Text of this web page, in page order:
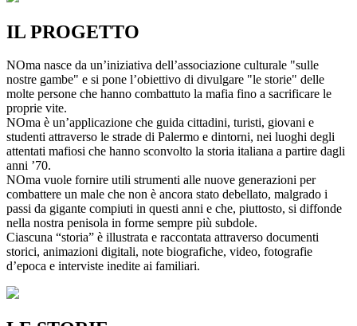
IL PROGETTO
NOma nasce da un’iniziativa dell’associazione culturale "sulle
nostre gambe" e si pone l’obiettivo di divulgare "le storie" delle
molte persone che hanno combattuto la mafia fino a sacrificare le
proprie vite.
NOma è un’applicazione che guida cittadini, turisti, giovani e
studenti attraverso le strade di Palermo e dintorni, nei luoghi degli
attentati mafiosi che hanno sconvolto la storia italiana a partire dagli
anni ’70.
NOma vuole fornire utili strumenti alle nuove generazioni per
combattere un male che non è ancora stato debellato, malgrado i
passi da gigante compiuti in questi anni e che, piuttosto, si diffonde
nella nostra penisola in forme sempre più subdole.
Ciascuna “storia” è illustrata e raccontata attraverso documenti
storici, animazioni digitali, note biografiche, video, fotografie
d’epoca e interviste inedite ai familiari.